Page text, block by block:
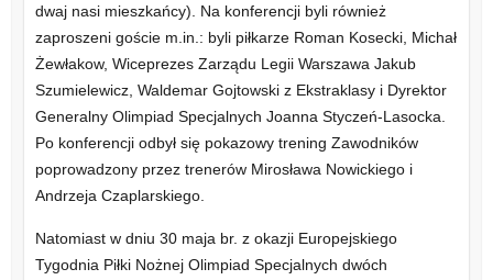
dwaj nasi mieszkańcy). Na konferencji byli również
zaproszeni goście m.in.: byli piłkarze Roman Kosecki, Michał
Żewłakow, Wiceprezes Zarządu Legii Warszawa Jakub
Szumielewicz, Waldemar Gojtowski z Ekstraklasy i Dyrektor
Generalny Olimpiad Specjalnych Joanna Styczeń-Lasocka.
Po konferencji odbył się pokazowy trening Zawodników
poprowadzony przez trenerów Mirosława Nowickiego i
Andrzeja Czaplarskiego.
Natomiast w dniu 30 maja br. z okazji Europejskiego
Tygodnia Piłki Nożnej Olimpiad Specjalnych dwóch